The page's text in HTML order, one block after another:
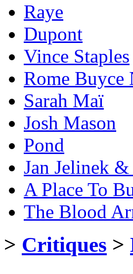
Raye
Dupont
Vince Staples
Rome Buyce
Sarah Maï
Josh Mason
Pond
Jan Jelinek
A Place To
The Blood
> Critiques >